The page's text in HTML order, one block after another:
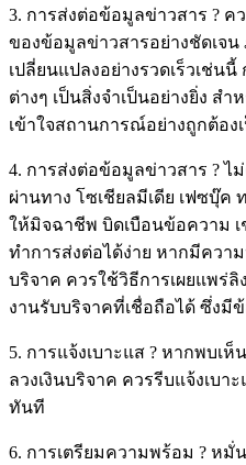
3. การส่งต่อข้อมูลข่าวสาร ? ค
ของข้อมูลข่าวสารอย่างชัดเจ
เปลี่ยนแปลงอย่างรวดเร็วเช่น
ต่างๆ เป็นสิ่งจำเป็นอย่างยิ่ง ส
เข้าใจสถานการณ์อย่างถูกต้อง
4. การส่งต่อข้อมูลข่าวสาร ?
ผ่านทาง โซเชียลมีเดีย เฟซบุ๊ค
ให้มิจฉาชีพ บิดเบือนข้อความ
ทำการส่งต่อได้ง่าย หากมีควา
บริจาค ควรใช้วิธีการเผยแพร่
งานรับบริจาคที่เชื่อถือได้ ซึ่งมี
5. การแจ้งเบาะแส ? หากพบเ
ลวงเงินบริจาค ควรรีบแจ้งเบ
ทันที
6. การเตรียมความพร้อม ? หมั่